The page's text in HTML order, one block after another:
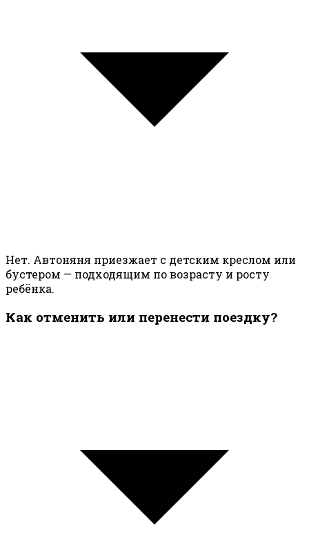
Нет. Автоняня приезжает с детским креслом или
бустером — подходящим по возрасту и росту
ребёнка.
Как отменить или перенести поездку?